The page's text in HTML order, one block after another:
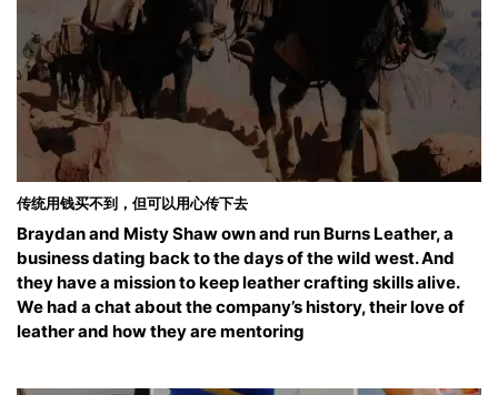
传统用钱买不到，但可以用心传下去
Braydan and Misty Shaw own and run Burns Leather, a
business dating back to the days of the wild west. And
they have a mission to keep leather crafting skills alive.
We had a chat about the company’s history, their love of
leather and how they are mentoring